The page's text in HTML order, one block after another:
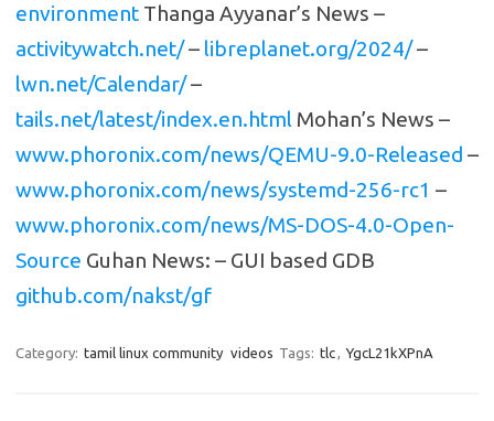
environment Thanga Ayyanar’s News –
activitywatch.net/– libreplanet.org/2024/–
lwn.net/Calendar/–
tails.net/latest/index.en.html Mohan’s News –
www.phoronix.com/news/QEMU-9.0-Released –
www.phoronix.com/news/systemd-256-rc1 –
www.phoronix.com/news/MS-DOS-4.0-Open-
Source Guhan News: – GUI based GDB
github.com/nakst/gf
Category: tamil linux community videos Tags: tlc, YgcL21kXPnA